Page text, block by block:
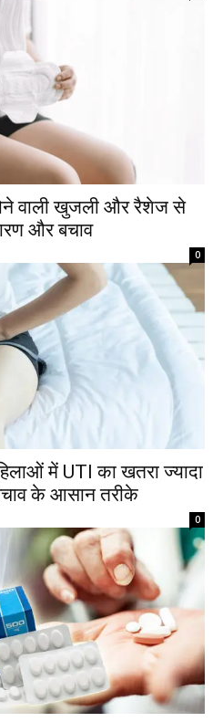
वाली खुजली और रैशेज से
और बचाव
0
में UTI का खतरा ज्यादा
के आसान तरीके
0